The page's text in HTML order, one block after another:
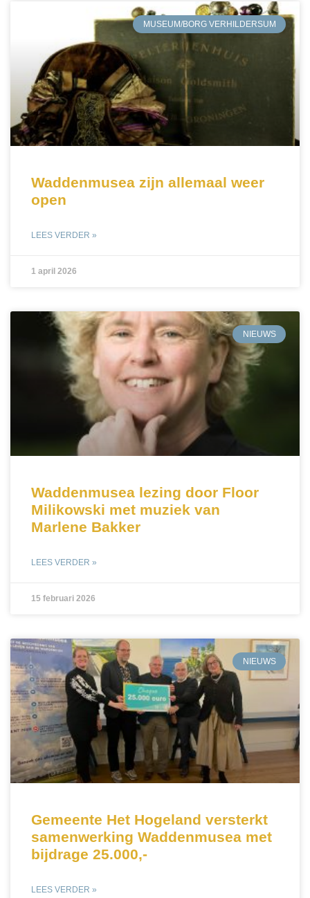
MUSEUM/BORG VERHILDERSUM
Waddenmusea zijn allemaal weer
open
LEES VERDER »
1 april 2026
NIEUWS
Waddenmusea lezing door Floor
Milikowski met muziek van
Marlene Bakker
LEES VERDER »
15 februari 2026
NIEUWS
Gemeente Het Hogeland versterkt
samenwerking Waddenmusea met
bijdrage 25.000,-
LEES VERDER »